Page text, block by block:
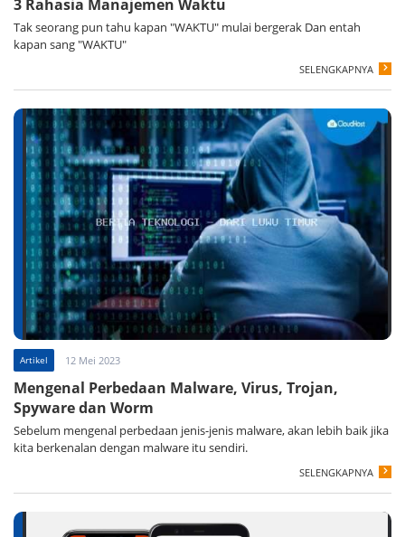
3 Rahasia Manajemen Waktu
Tak seorang pun tahu kapan "WAKTU" mulai bergerak Dan entah
kapan sang "WAKTU"
SELENGKAPNYA
Artikel 12 Mei 2023
Mengenal Perbedaan Malware, Virus, Trojan,
Spyware dan Worm
Sebelum mengenal perbedaan jenis-jenis malware, akan lebih baik jika
kita berkenalan dengan malware itu sendiri.
SELENGKAPNYA